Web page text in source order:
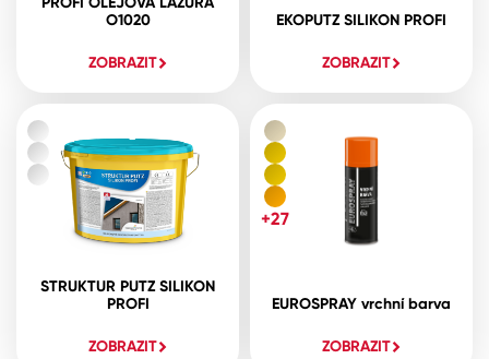
O1020
ZOBRAZIT
EKOPUTZ SILIKON PROFI
ZOBRAZIT
STRUKTUR PUTZ SILIKON
PROFI
ZOBRAZIT
EUROSPRAY vrchní barva
ZOBRAZIT
+27